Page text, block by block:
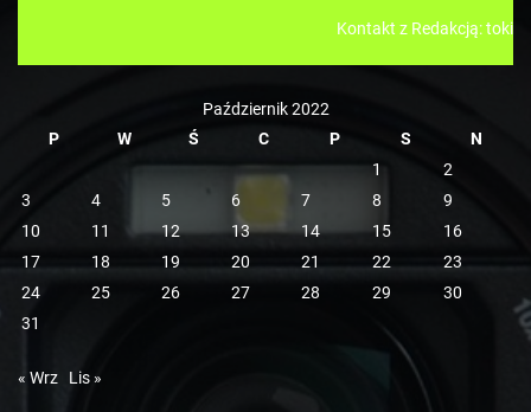
e
Kontakt z Redakcją: tokistuchola@gmail.com
Październik 2022
P
W Ś C P S
N
1
2
3
4 5 6 7 8
9
10
11 12 13 14 15
16
17
18 19 20 21 22
23
24
25 26 27 28 29
30
31
« Wrz Lis »